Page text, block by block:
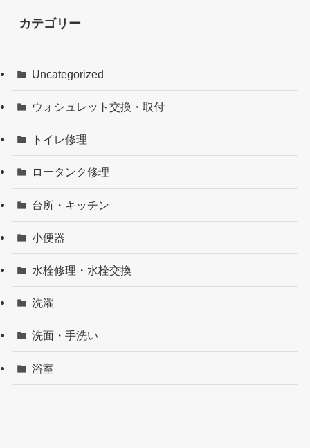
カテゴリー
Uncategorized
ウォシュレット交換・取付
トイレ修理
ロータンク修理
台所・キッチン
小便器
水栓修理・水栓交換
洗濯
洗面・手洗い
浴室